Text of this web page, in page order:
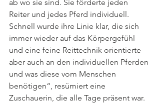
ab wo sie sind. Sie förderte jeden
Reiter und jedes Pferd individuell.
Schnell wurde ihre Linie klar, die sich
immer wieder auf das Körpergefühl
und eine feine Reittechnik orientierte
aber auch an den individuellen Pferden
und was diese vom Menschen
benötigen“, resümiert eine
Zuschauerin, die alle Tage präsent war.